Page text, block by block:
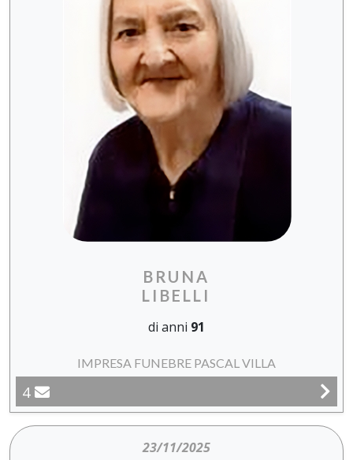
BRUNA
LIBELLI
di anni 91
IMPRESA FUNEBRE PASCAL VILLA
4
23/11/2025